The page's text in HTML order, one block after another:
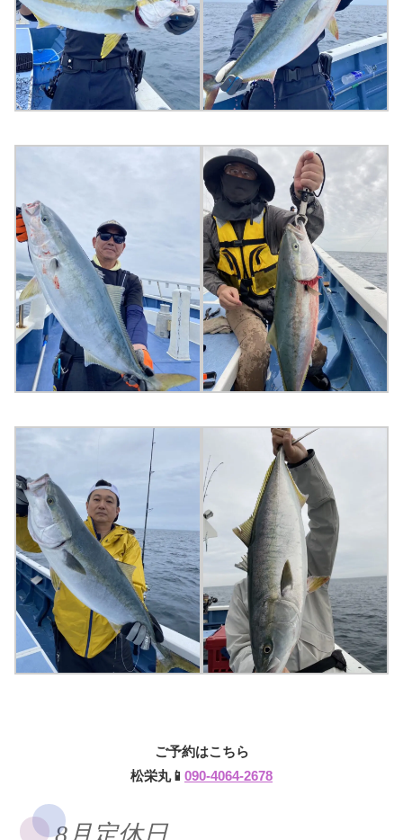
ご予約はこちら
松栄丸📱 090-4064-2678
8月定休日